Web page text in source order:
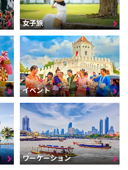
女子旅
イベント
ワーケーション